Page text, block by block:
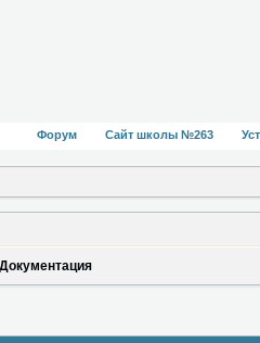
Форум Сайт школы №263
Документация